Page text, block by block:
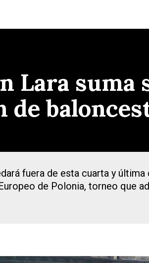
Lara suma
de
fuera de esta cuarta y
de Polonia, torneo que